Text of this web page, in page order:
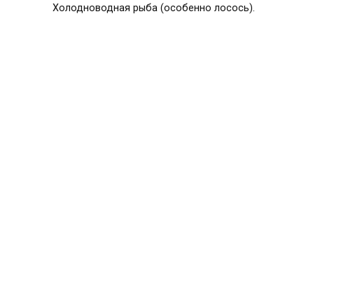
Холодноводная рыба (особенно лосось).